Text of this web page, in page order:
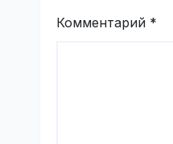
Комментарий *